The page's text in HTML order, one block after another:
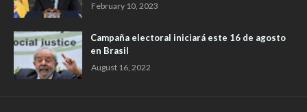
February 10, 2023
Campaña electoral iniciará este 16 de agosto
en Brasil
August 16, 2022